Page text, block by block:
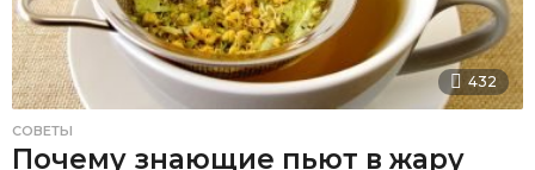
432
СОВЕТЫ
Почему знающие пьют в жару